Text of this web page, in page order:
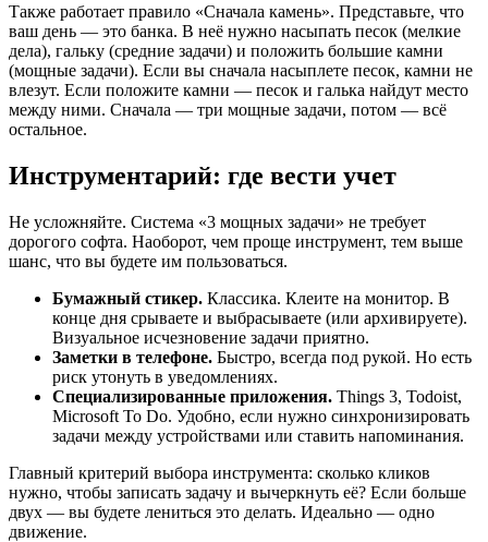
Также работает правило «Сначала камень». Представьте, что
ваш день — это банка. В неё нужно насыпать песок (мелкие
дела), гальку (средние задачи) и положить большие камни
(мощные задачи). Если вы сначала насыплете песок, камни не
влезут. Если положите камни — песок и галька найдут место
между ними. Сначала — три мощные задачи, потом — всё
остальное.
Инструментарий: где вести учет
Не усложняйте. Система «3 мощных задачи» не требует
дорогого софта. Наоборот, чем проще инструмент, тем выше
шанс, что вы будете им пользоваться.
Бумажный стикер. Классика. Клеите на монитор. В
конце дня срываете и выбрасываете (или архивируете).
Визуальное исчезновение задачи приятно.
Заметки в телефоне. Быстро, всегда под рукой. Но есть
риск утонуть в уведомлениях.
Специализированные приложения. Things 3, Todoist,
Microsoft To Do. Удобно, если нужно синхронизировать
задачи между устройствами или ставить напоминания.
Главный критерий выбора инструмента: сколько кликов
нужно, чтобы записать задачу и вычеркнуть её? Если больше
двух — вы будете лениться это делать. Идеально — одно
движение.